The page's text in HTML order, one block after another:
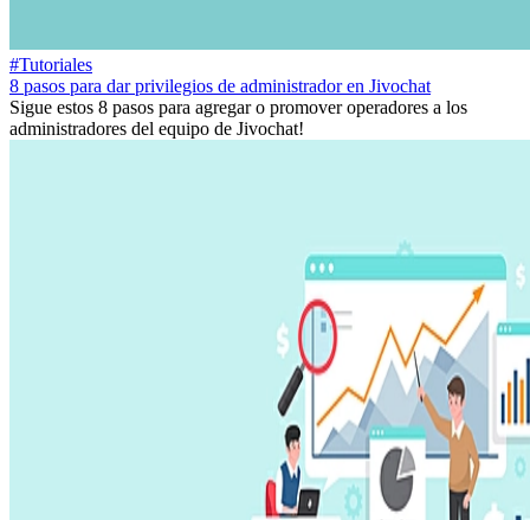
#Tutoriales
8 pasos para dar privilegios de administrador en Jivochat
Sigue estos 8 pasos para agregar o promover operadores a los
administradores del equipo de Jivochat!